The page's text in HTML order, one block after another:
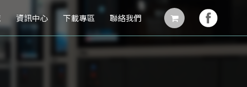
資訊中心 下載專區 聯絡我們